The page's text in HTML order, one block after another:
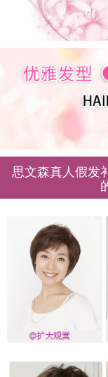
思文森真人假发